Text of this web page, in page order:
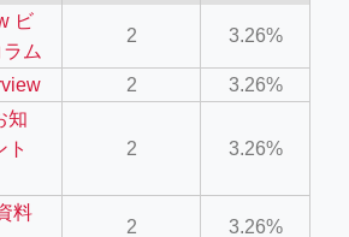
ビ
ム
2 3.26%
2
3.26%
知
ト
2 3.26%
料
2 3.26%